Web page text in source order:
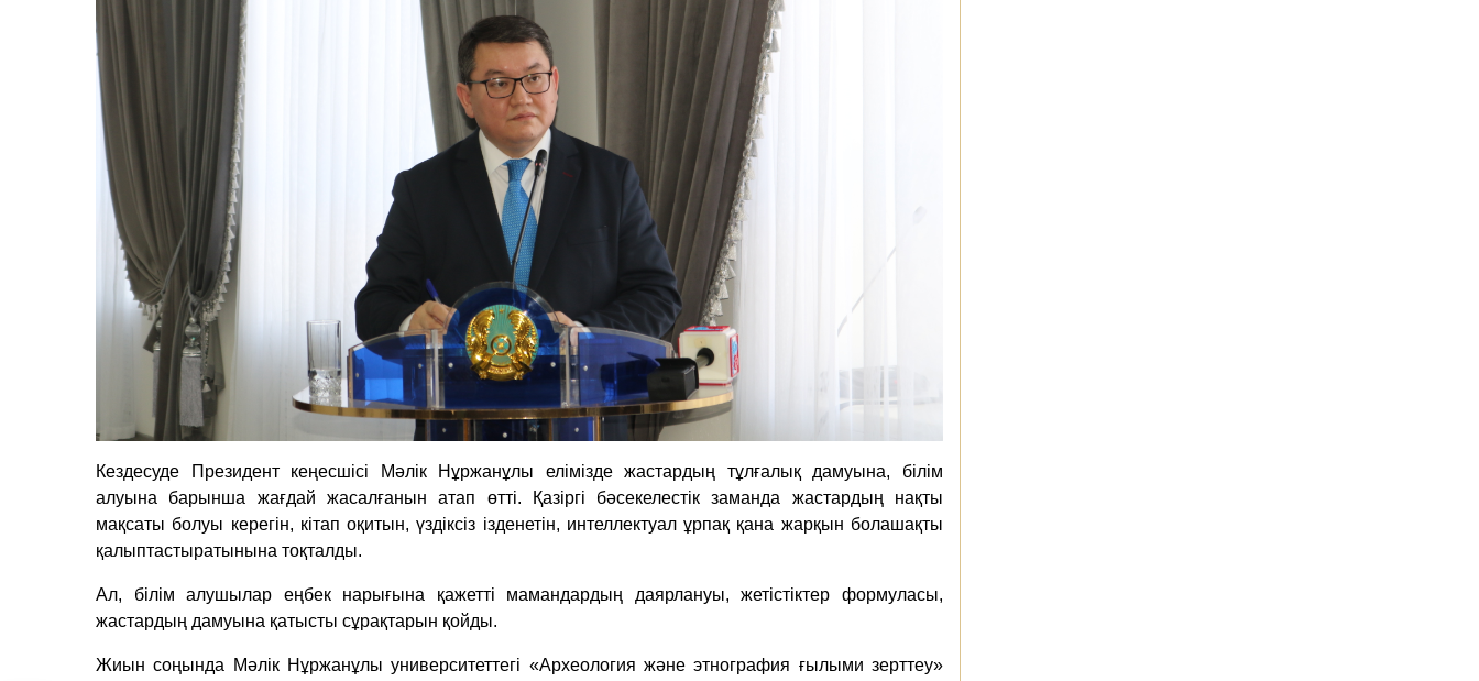
Кездесуде Президент кеңесшісі Мәлік Нұржанұлы елімізде жастардың тұлғалық дамуына, білім
алуына барынша жағдай жасалғанын атап өтті. Қазіргі бәсекелестік заманда жастардың нақты
мақсаты болуы керегін, кітап оқитын, үздіксіз ізденетін, интеллектуал ұрпақ қана жарқын болашақты
қалыптастыратынына тоқталды.
Ал, білім алушылар еңбек нарығына қажетті мамандардың даярлануы, жетістіктер формуласы,
жастардың дамуына қатысты сұрақтарын қойды.
Жиын соңында Мәлік Нұржанұлы университеттегі «Археология және этнография ғылыми зерттеу»